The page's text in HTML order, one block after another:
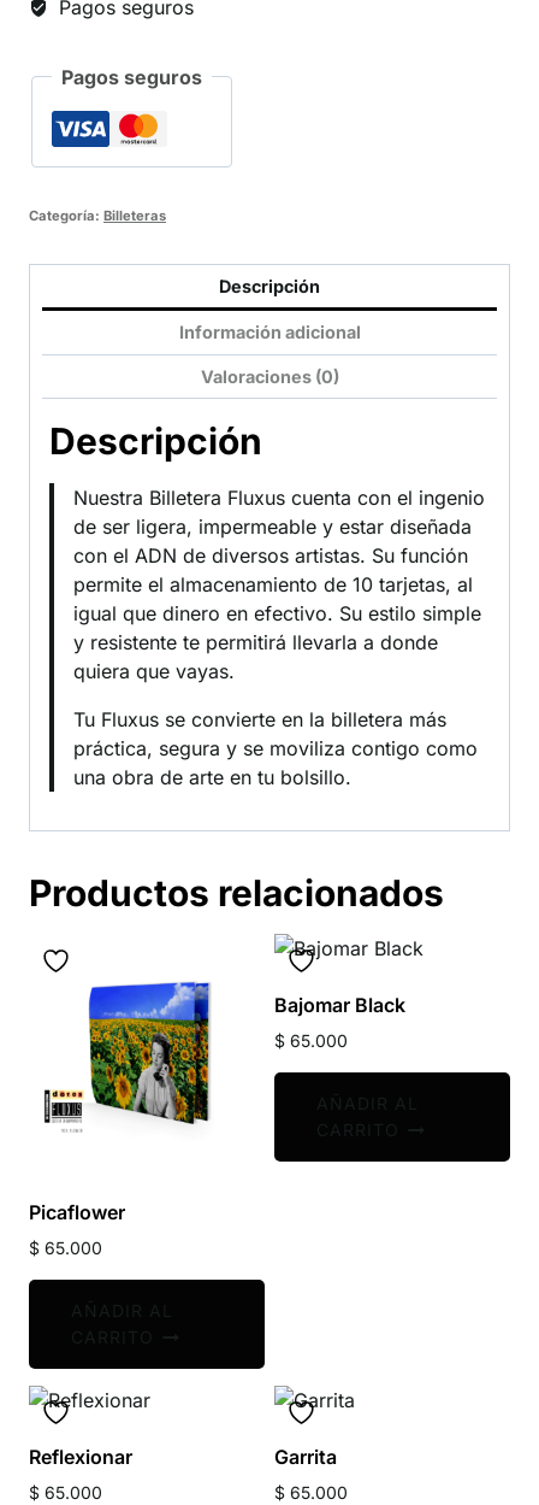
Pagos seguros
Pagos seguros
Categoría: Billeteras
Descripción
Información adicional
Valoraciones (0)
Descripción
Nuestra Billetera Fluxus cuenta con el ingenio
de ser ligera, impermeable y estar diseñada
con el ADN de diversos artistas. Su función
permite el almacenamiento de 10 tarjetas, al
igual que dinero en efectivo. Su estilo simple
y resistente te permitirá llevarla a donde
quiera que vayas.
Tu Fluxus se convierte en la billetera más
práctica, segura y se moviliza contigo como
una obra de arte en tu bolsillo.
Productos relacionados
Picaflower
$ 65.000
AÑADIR AL
CARRITO
Bajomar Black
$ 65.000
AÑADIR AL
CARRITO
Reflexionar
$ 65.000
Garrita
$ 65.000